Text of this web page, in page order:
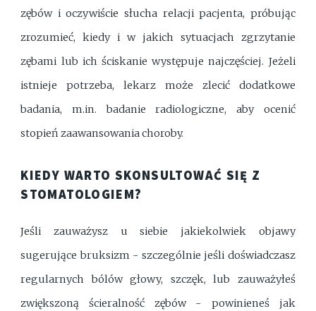
zębów i oczywiście słucha relacji pacjenta, próbując
zrozumieć, kiedy i w jakich sytuacjach zgrzytanie
zębami lub ich ściskanie występuje najczęściej. Jeżeli
istnieje potrzeba, lekarz może zlecić dodatkowe
badania, m.in. badanie radiologiczne, aby ocenić
stopień zaawansowania choroby.
KIEDY WARTO SKONSULTOWAĆ SIĘ Z
STOMATOLOGIEM?
Jeśli zauważysz u siebie jakiekolwiek objawy
sugerujące bruksizm - szczególnie jeśli doświadczasz
regularnych bólów głowy, szczęk, lub zauważyłeś
zwiększoną ścieralność zębów - powinieneś jak